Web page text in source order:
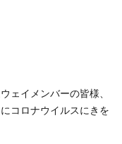
ェイメンバーの皆様、
コロナウイルスにきを